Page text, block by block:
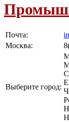
Почта:
Москва:
Выберите город: